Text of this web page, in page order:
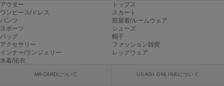
null.
ヌル
On
オン
アウター
トップス
ワンピース/ドレス
スカート
パンツ
部屋着/ルームウェア
スポーツ
シューズ
バッグ
帽子
アクセサリー
ファッション雑貨
インナー/ランジェリー
レッグウェア
水着/浴衣
MA CARDについて USAGI ONLINEについて